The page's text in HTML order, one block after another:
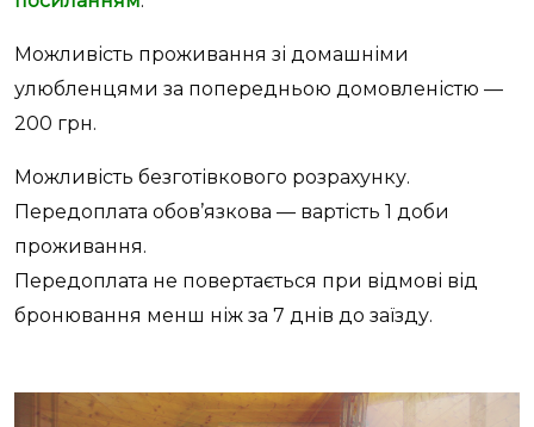
Можливість проживання зі домашніми
улюбленцями за попередньою домовленістю —
200 грн.
Можливість безготівкового розрахунку.
Передоплата обов’язкова — вартість 1 доби
проживання.
Передоплата не повертається при відмові від
бронювання менш ніж за 7 днів до заїзду.